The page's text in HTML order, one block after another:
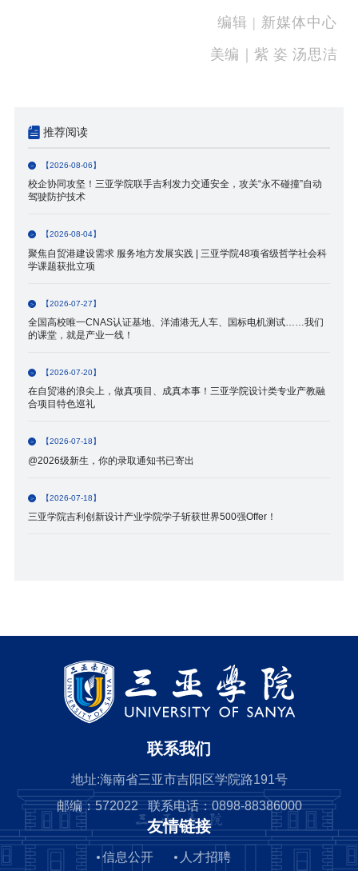
编辑 | 新媒体中心
美编｜紫 姿 汤思洁
推荐阅读
【2026-08-06】
校企协同攻坚！三亚学院联手吉利发力交通安全，攻关“永不碰撞”自动
驾驶防护技术
【2026-08-04】
聚焦自贸港建设需求 服务地方发展实践 | 三亚学院48项省级哲学社会科
学课题获批立项
【2026-07-27】
全国高校唯一CNAS认证基地、洋浦港无人车、国标电机测试……我们
的课堂，就是产业一线！
【2026-07-20】
在自贸港的浪尖上，做真项目、成真本事！三亚学院设计类专业产教融
合项目特色巡礼
【2026-07-18】
@2026级新生，你的录取通知书已寄出
【2026-07-18】
三亚学院吉利创新设计产业学院学子斩获世界500强Offer！
联系我们
地址:海南省三亚市吉阳区学院路191号
邮编：572022 联系电话：0898-88386000
友情链接
信息公开 人才招聘